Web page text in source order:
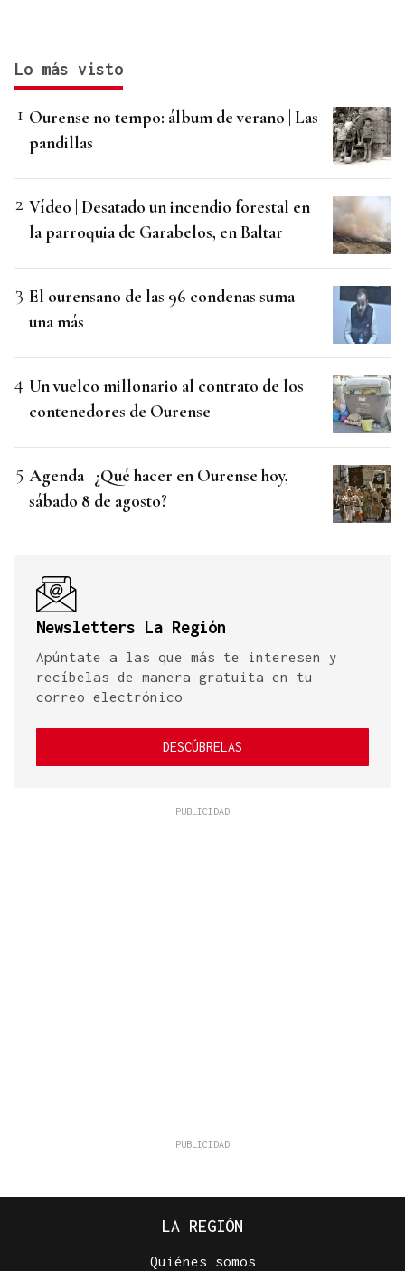
Lo más visto
Ourense no tempo: álbum de verano | Las
pandillas
Vídeo | Desatado un incendio forestal en
la parroquia de Garabelos, en Baltar
El ourensano de las 96 condenas suma
una más
Un vuelco millonario al contrato de los
contenedores de Ourense
Agenda | ¿Qué hacer en Ourense hoy,
sábado 8 de agosto?
Newsletters La Región
Apúntate a las que más te interesen y
recíbelas de manera gratuita en tu
correo electrónico
DESCÚBRELAS
LA REGIÓN
Quiénes somos